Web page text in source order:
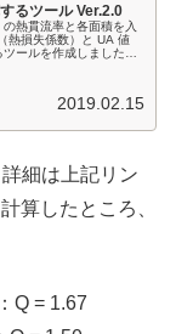
るツール Ver.2.0
熱貫流率と各面積を入
熱損失係数）と UA 値
ールを作成しました。
2019.02.15
細は上記リン
算したところ、
Q = 1.67